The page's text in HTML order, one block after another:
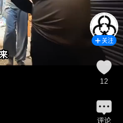
关注
12
评论